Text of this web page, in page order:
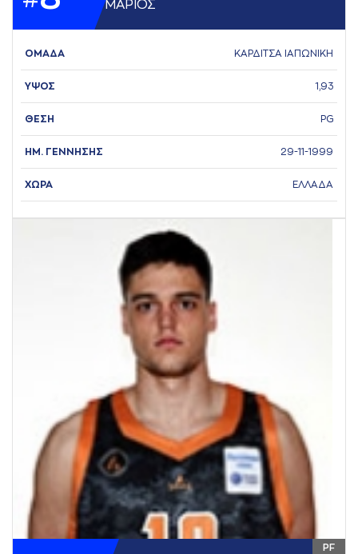
ΜAΡΙΟΣ
ΟΜΑΔΑ ΚΑΡΔΙΤΣΑ ΙΑΠΩΝΙΚΗ
ΥΨΟΣ 1,93
ΘΕΣΗ PG
ΗΜ. ΓΕΝΝΗΣΗΣ 29-11-1999
ΧΩΡΑ ΕΛΛΑΔΑ
PF